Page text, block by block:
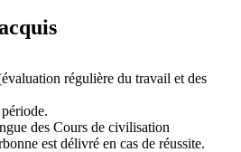
régulière du travail et des
des Cours de civilisation
est délivré en cas de réussite.